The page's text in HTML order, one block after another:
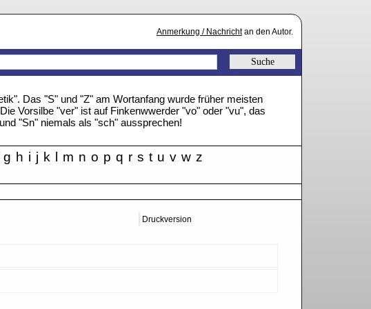
Anmerkung / Nachrichtan den Autor.
Das "S" und "Z" am Wortanfang wurde früher meisten
Vorsilbe "ver" ist auf Finkenwwerder "vo" oder "vu", das
"Sn" niemals als "sch" aussprechen!
g h i j k l m n o p q r s t u v w z
Druckversion